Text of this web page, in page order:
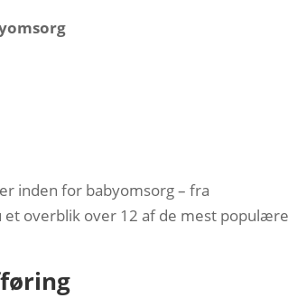
inden for babyomsorg – fra
et overblik over 12 af de mest